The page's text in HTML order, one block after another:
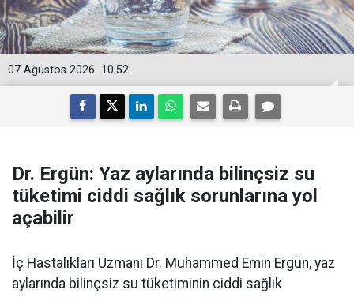
10:52
07 Ağustos 2026
Dr. Ergün: Yaz aylarında bilinçsiz su
tüketimi ciddi sağlık sorunlarına yol
açabilir
İç Hastalıkları Uzmanı Dr. Muhammed Emin Ergün, yaz
aylarında bilinçsiz su tüketiminin ciddi sağlık